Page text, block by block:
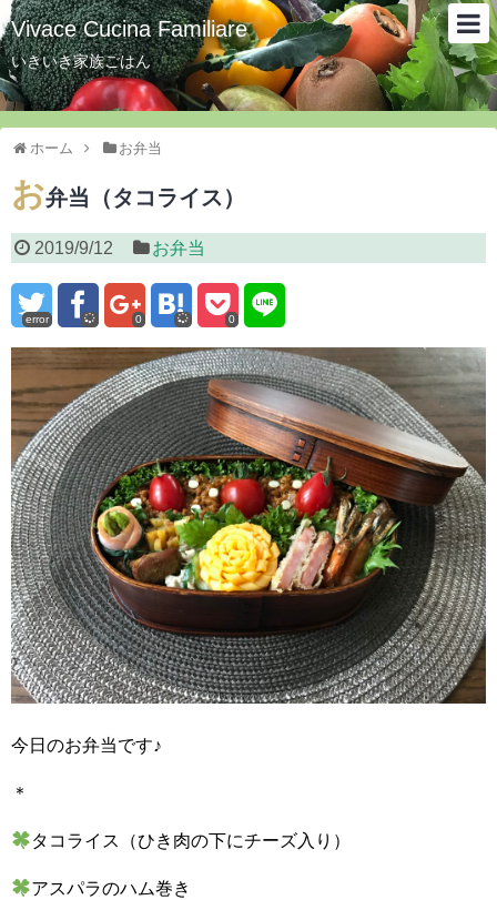
Vivace Cucina Familiare
いきいき家族ごはん
ホーム お弁当
お弁当（タコライス）
2019/9/12 お弁当
error 0 0
今日のお弁当です♪
＊
タコライス（ひき肉の下にチーズ入り）
アスパラのハム巻き